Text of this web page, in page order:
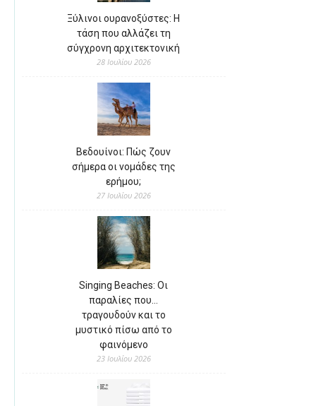
Ξύλινοι ουρανοξύστες: Η
τάση που αλλάζει τη
σύγχρονη αρχιτεκτονική
28 Ιουλίου 2026
Βεδουίνοι: Πώς ζουν
σήμερα οι νομάδες της
ερήμου;
27 Ιουλίου 2026
Singing Beaches: Οι
παραλίες που…
τραγουδούν και το
μυστικό πίσω από το
φαινόμενο
23 Ιουλίου 2026